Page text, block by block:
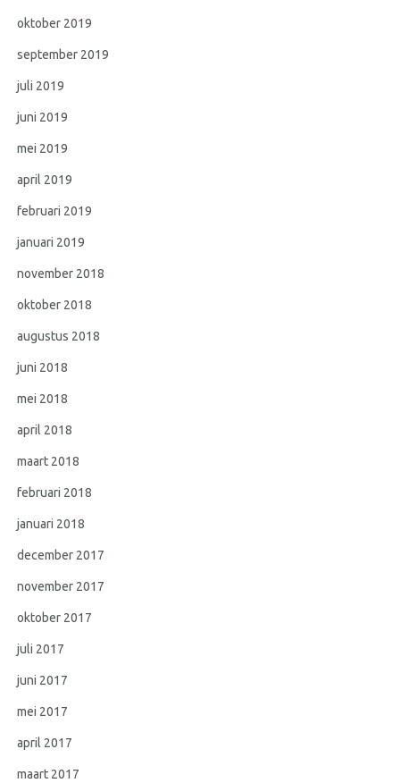
oktober 2019
september 2019
juli 2019
juni 2019
mei 2019
april 2019
februari 2019
januari 2019
november 2018
oktober 2018
augustus 2018
juni 2018
mei 2018
april 2018
maart 2018
februari 2018
januari 2018
december 2017
november 2017
oktober 2017
juli 2017
juni 2017
mei 2017
april 2017
maart 2017